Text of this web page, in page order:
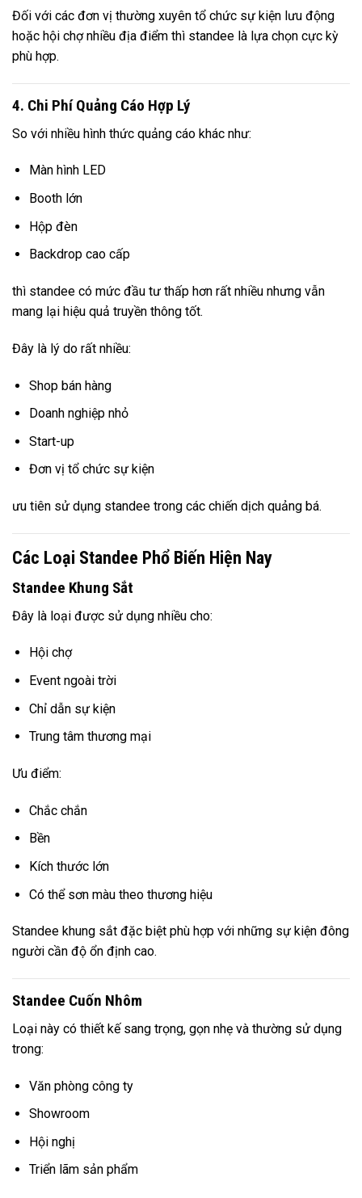
Đối với các đơn vị thường xuyên tổ chức sự kiện lưu động
hoặc hội chợ nhiều địa điểm thì standee là lựa chọn cực kỳ
phù hợp.
4. Chi Phí Quảng Cáo Hợp Lý
So với nhiều hình thức quảng cáo khác như:
Màn hình LED
Booth lớn
Hộp đèn
Backdrop cao cấp
thì standee có mức đầu tư thấp hơn rất nhiều nhưng vẫn
mang lại hiệu quả truyền thông tốt.
Đây là lý do rất nhiều:
Shop bán hàng
Doanh nghiệp nhỏ
Start-up
Đơn vị tổ chức sự kiện
ưu tiên sử dụng standee trong các chiến dịch quảng bá.
Các Loại Standee Phổ Biến Hiện Nay
Standee Khung Sắt
Đây là loại được sử dụng nhiều cho:
Hội chợ
Event ngoài trời
Chỉ dẫn sự kiện
Trung tâm thương mại
Ưu điểm:
Chắc chắn
Bền
Kích thước lớn
Có thể sơn màu theo thương hiệu
Standee khung sắt đặc biệt phù hợp với những sự kiện đông
người cần độ ổn định cao.
Standee Cuốn Nhôm
Loại này có thiết kế sang trọng, gọn nhẹ và thường sử dụng
trong:
Văn phòng công ty
Showroom
Hội nghị
Triển lãm sản phẩm